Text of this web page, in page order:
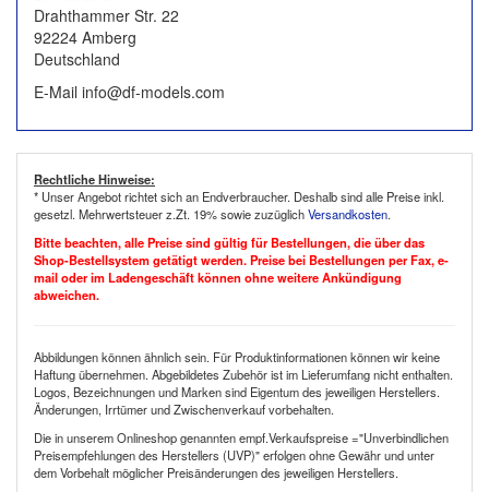
Drahthammer Str. 22
92224 Amberg
Deutschland
E-Mail info@df-models.com
Rechtliche Hinweise:
* Unser Angebot richtet sich an Endverbraucher. Deshalb sind alle Preise inkl.
gesetzl. Mehrwertsteuer z.Zt. 19% sowie zuzüglichVersandkosten.
Bitte beachten, alle Preise sind gültig für Bestellungen, die über das
Shop-Bestellsystem getätigt werden. Preise bei Bestellungen per Fax, e-
mail oder im Ladengeschäft können ohne weitere Ankündigung
abweichen.
Abbildungen können ähnlich sein. Für Produktinformationen können wir keine
Haftung übernehmen. Abgebildetes Zubehör ist im Lieferumfang nicht enthalten.
Logos, Bezeichnungen und Marken sind Eigentum des jeweiligen Herstellers.
Änderungen, Irrtümer und Zwischenverkauf vorbehalten.
Die in unserem Onlineshop genannten empf.Verkaufspreise ="Unverbindlichen
Preisempfehlungen des Herstellers (UVP)" erfolgen ohne Gewähr und unter
dem Vorbehalt möglicher Preisänderungen des jeweiligen Herstellers.